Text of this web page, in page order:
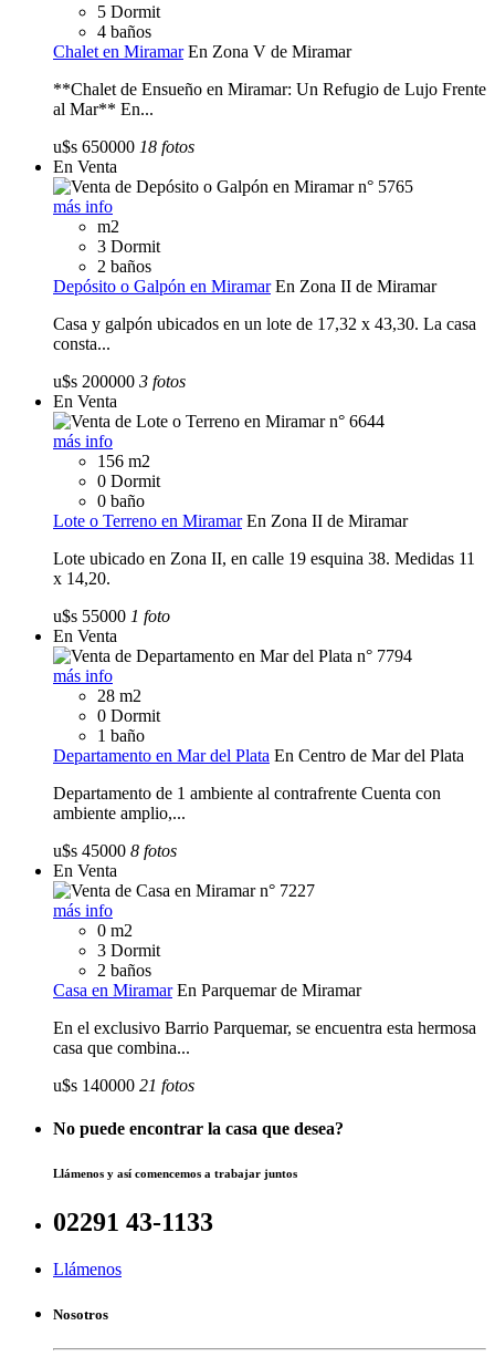
5 Dormit
4 baños
Chalet en Miramar En Zona V de Miramar
**Chalet de Ensueño en Miramar: Un Refugio de Lujo Frente
al Mar** En...
u$s 650000 18 fotos
En Venta
más info
m2
3 Dormit
2 baños
Depósito o Galpón en Miramar En Zona II de Miramar
Casa y galpón ubicados en un lote de 17,32 x 43,30. La casa
consta...
u$s 200000 3 fotos
En Venta
más info
156 m2
0 Dormit
0 baño
Lote o Terreno en Miramar En Zona II de Miramar
Lote ubicado en Zona II, en calle 19 esquina 38. Medidas 11
x 14,20.
u$s 55000 1 foto
En Venta
más info
28 m2
0 Dormit
1 baño
Departamento en Mar del Plata En Centro de Mar del Plata
Departamento de 1 ambiente al contrafrente Cuenta con
ambiente amplio,...
u$s 45000 8 fotos
En Venta
más info
0 m2
3 Dormit
2 baños
Casa en Miramar En Parquemar de Miramar
En el exclusivo Barrio Parquemar, se encuentra esta hermosa
casa que combina...
u$s 140000 21 fotos
No puede encontrar la casa que desea?
Llámenos y así comencemos a trabajar juntos
02291 43-1133
Llámenos
Nosotros